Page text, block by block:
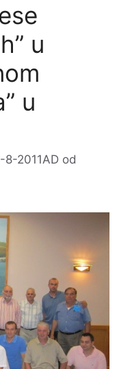
u
u
8-2011AD od